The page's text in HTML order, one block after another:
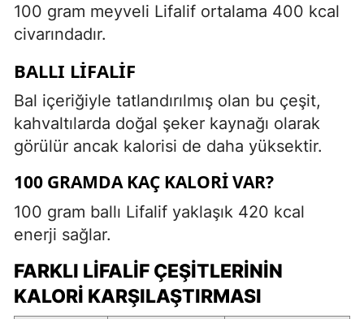
100 gram meyveli Lifalif ortalama 400 kcal
civarındadır.
BALLI LIFALIF
Bal içeriğiyle tatlandırılmış olan bu çeşit,
kahvaltılarda doğal şeker kaynağı olarak
görülür ancak kalorisi de daha yüksektir.
100 GRAMDA KAÇ KALORI VAR?
100 gram ballı Lifalif yaklaşık 420 kcal
enerji sağlar.
FARKLI LIFALIF ÇEŞITLERININ
KALORI KARŞILAŞTIRMASI